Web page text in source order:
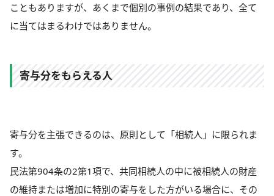
こともありますが、あくまで個別の事例の結果であり、全て
に当てはまるわけではありません。
寄与分をもらえる人
寄与分を主張できるのは、原則として「相続人」に限られま
す。
民法第904条の2第1項で、共同相続人の中に被相続人の財産
の維持または増加に特別の寄与をした方がいる場合に、その